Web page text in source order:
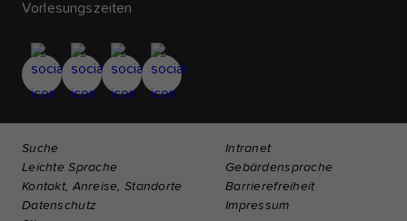
Vorlesungszeiten
Suche
Intranet
Leichte Sprache
Gebärdensprache
Kontakt, Anreise, Standorte
Barrierefreiheit
Datenschutz
Impressum